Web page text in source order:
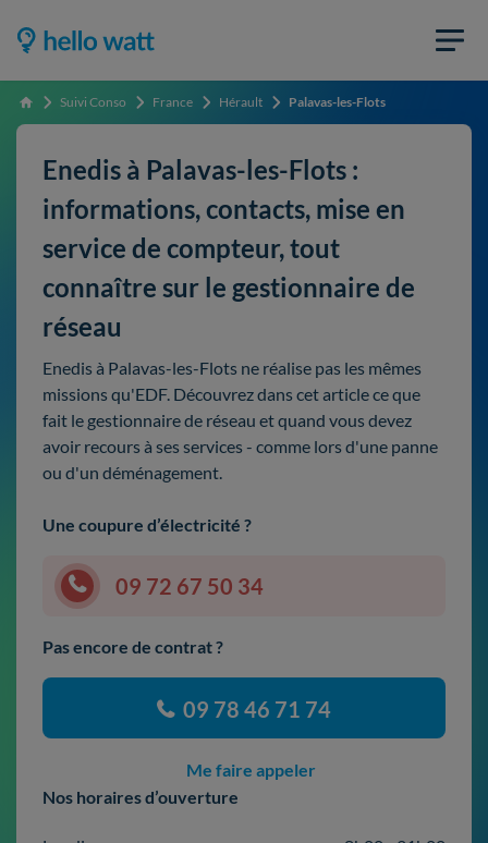
Accueil Suivi Conso France Hérault Palavas-les-Flots
Enedis à Palavas-les-Flots :
informations, contacts, mise en
service de compteur, tout
connaître sur le gestionnaire de
réseau
Enedis à Palavas-les-Flots ne réalise pas les mêmes
missions qu'EDF. Découvrez dans cet article ce que
fait le gestionnaire de réseau et quand vous devez
avoir recours à ses services - comme lors d'une panne
ou d'un déménagement.
Une coupure d’électricité ?
09 72 67 50 34
Pas encore de contrat ?
09 78 46 71 74
Me faire appeler
Nos horaires d’ouverture